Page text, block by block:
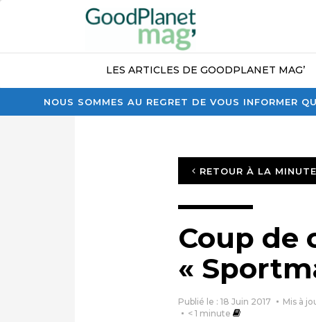
NOUS SOMMES AU REGRET DE VOUS INFORMER
LES ARTICLES DE GOODPLANET MAG’
RETOUR À LA
Coup de
«
Publié le : 18 Juin 2017
Mis à
< 1 minute